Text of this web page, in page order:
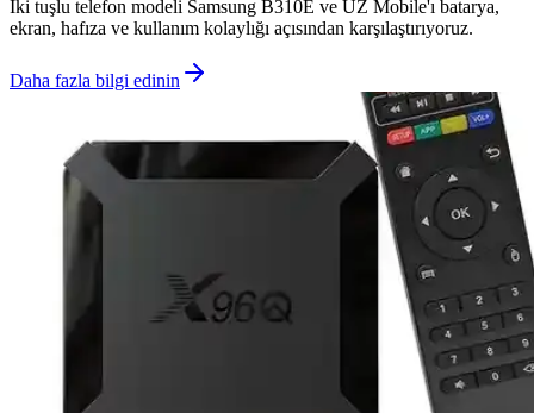
İki tuşlu telefon modeli Samsung B310E ve UZ Mobile'ı batarya,
ekran, hafıza ve kullanım kolaylığı açısından karşılaştırıyoruz.
Daha fazla bilgi edinin